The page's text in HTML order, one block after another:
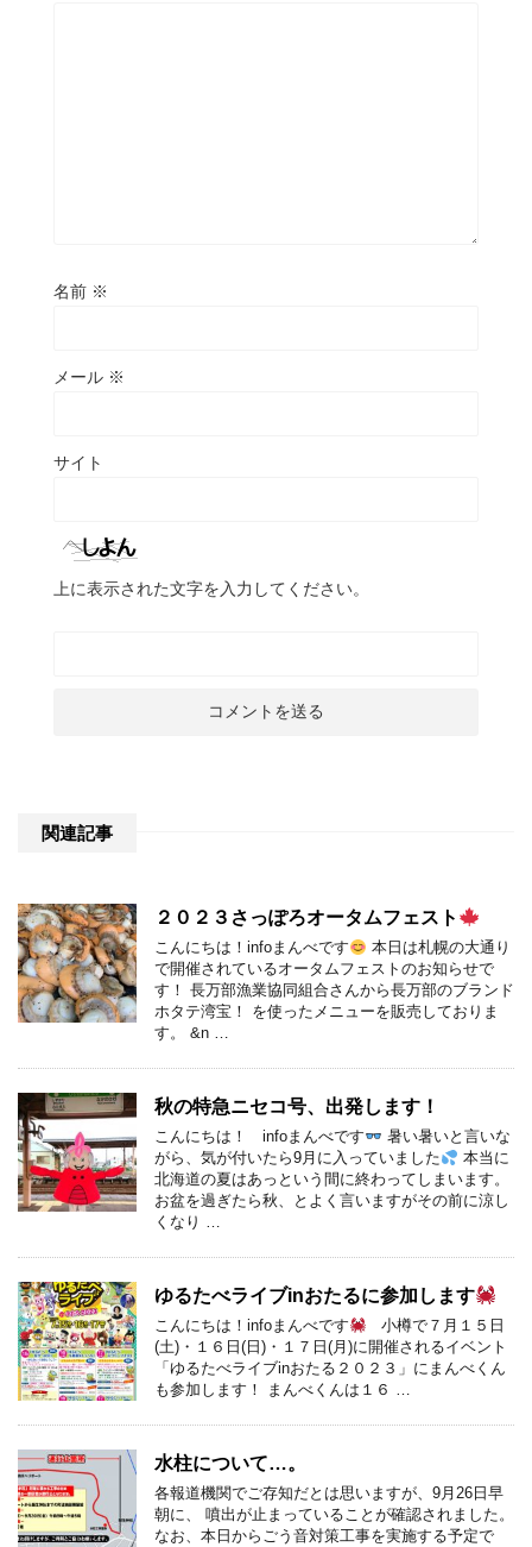
名前 ※
メール ※
サイト
上に表示された文字を入力してください。
関連記事
２０２３さっぽろオータムフェスト
こんにちは！infoまんべです
本日は札幌の大通り
で開催されているオータムフェストのお知らせで
す！ 長万部漁業協同組合さんから長万部のブランド
ホタテ湾宝！ を使ったメニューを販売しておりま
す。 &n …
秋の特急ニセコ号、出発します！
こんにちは！ infoまんべです
暑い暑いと言いな
がら、気が付いたら9月に入っていました
本当に
北海道の夏はあっという間に終わってしまいます。
お盆を過ぎたら秋、とよく言いますがその前に涼し
くなり …
ゆるたべライブinおたるに参加します
こんにちは！infoまんべです
小樽で７月１５日
(土)・１６日(日)・１７日(月)に開催されるイベント
「ゆるたべライブinおたる２０２３」にまんべくん
も参加します！ まんべくんは１６ …
水柱について…。
各報道機関でご存知だとは思いますが、9月26日早
朝に、 噴出が止まっていることが確認されました。
なお、本日からごう音対策工事を実施する予定で